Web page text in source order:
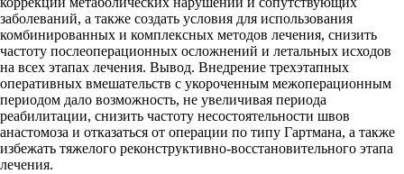
заболеваний, а также создать условия для использования
комбинированных и комплексных методов лечения, снизить
частоту послеоперационных осложнений и летальных исходов
на всех этапах лечения. Вывод. Внедрение трехэтапных
оперативных вмешательств с укороченным межоперационным
периодом дало возможность, не увеличивая периода
реабилитации, снизить частоту несостоятельности швов
анастомоза и отказаться от операции по типу Гартмана, а также
избежать тяжелого реконструктивно-восстановительного этапа
лечения.